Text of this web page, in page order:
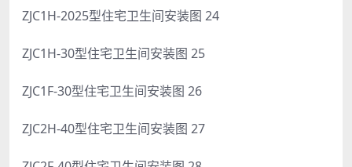
ZJC1H-2025型住宅卫生间安装图 24
ZJC1H-30型住宅卫生间安装图 25
ZJC1F-30型住宅卫生间安装图 26
ZJC2H-40型住宅卫生间安装图 27